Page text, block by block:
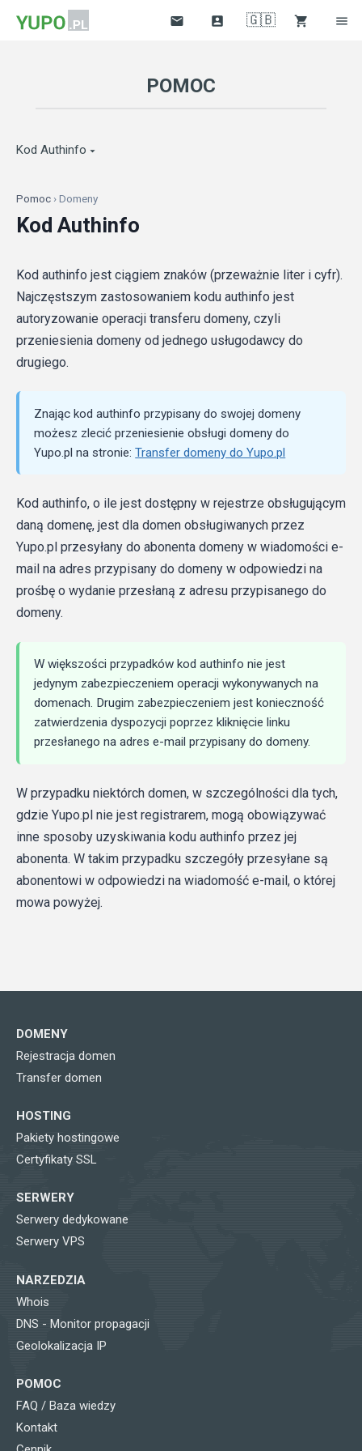
  🇬🇧  
POMOC
Kod Authinfo 
Pomoc › Domeny
Kod Authinfo
Kod authinfo jest ciągiem znaków (przeważnie liter i cyfr).
Najczęstszym zastosowaniem kodu authinfo jest
autoryzowanie operacji transferu domeny, czyli
przeniesienia domeny od jednego usługodawcy do
drugiego.
Znając kod authinfo przypisany do swojej domeny
możesz zlecić przeniesienie obsługi domeny do
Yupo.pl na stronie:Transfer domeny do Yupo.pl
Kod authinfo, o ile jest dostępny w rejestrze obsługującym
daną domenę, jest dla domen obsługiwanych przez
Yupo.pl przesyłany do abonenta domeny w wiadomości e-
mail na adres przypisany do domeny w odpowiedzi na
prośbę o wydanie przesłaną z adresu przypisanego do
domeny.
W większości przypadków kod authinfo nie jest
jedynym zabezpieczeniem operacji wykonywanych na
domenach. Drugim zabezpieczeniem jest konieczność
zatwierdzenia dyspozycji poprzez kliknięcie linku
przesłanego na adres e-mail przypisany do domeny.
W przypadku niektórch domen, w szczególności dla tych,
gdzie Yupo.pl nie jest registrarem, mogą obowiązywać
inne sposoby uzyskiwania kodu authinfo przez jej
abonenta. W takim przypadku szczegóły przesyłane są
abonentowi w odpowiedzi na wiadomość e-mail, o której
mowa powyżej.
DOMENY
Rejestracja domen
Transfer domen
HOSTING
Pakiety hostingowe
Certyfikaty SSL
SERWERY
Serwery dedykowane
Serwery VPS
NARZEDZIA
Whois
DNS - Monitor propagacji
Geolokalizacja IP
POMOC
FAQ / Baza wiedzy
Kontakt